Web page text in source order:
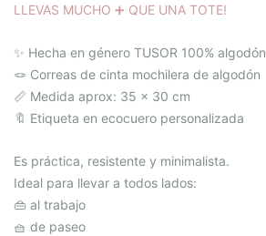
LLEVAS MUCHO ➕ QUE UNA TOTE!
✨ Hecha en género TUSOR 100% algodón
🪢 Correas de cinta mochilera de algodón
📏 Medida aprox: 35 x 30 cm
🔖 Etiqueta en ecocuero personalizada
Es práctica, resistente y minimalista.
Ideal para llevar a todos lados:
👜 al trabajo
🧺 de paseo